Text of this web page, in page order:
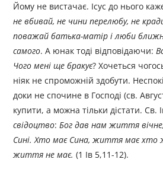
Йому не вистачає. Ісус до нього
не вбивай, не чини перелюбу, не
поважай батька-матір і люби
самого. А юнак тоді відповідаючи:
Чого мені ще бракує? Хочеться
ніяк не спроможній здобути.
доки не спочине в Господі (св.
купити, а можна тільки дістати.
свідоцтво: Бог дав нам життя
Сині. Хто має Сина, життя має хто
життя не має.(1 Ів 5,11-12).